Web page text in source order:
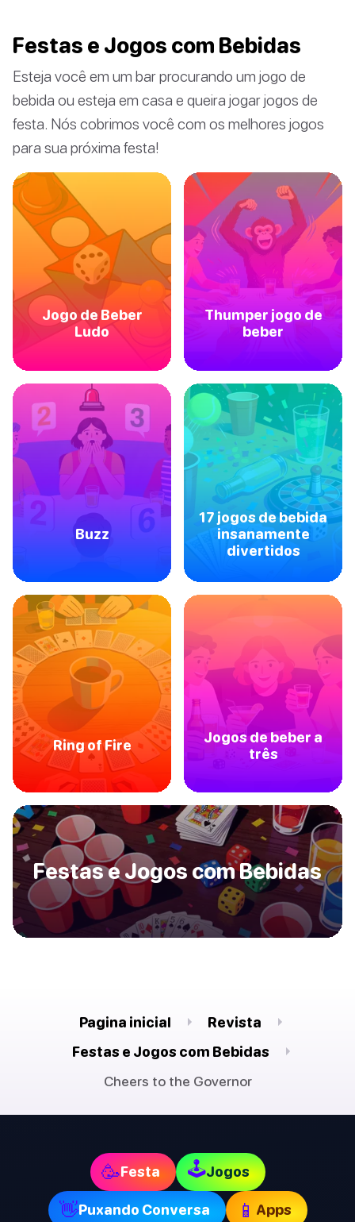
Festas e Jogos com Bebidas
Esteja você em um bar procurando um jogo de
bebida ou esteja em casa e queira jogar jogos de
festa. Nós cobrimos você com os melhores jogos
para sua próxima festa!
Jogo de Beber
Ludo
Thumper jogo de
beber
Buzz
17 jogos de bebida
insanamente
divertidos
Ring of Fire
Jogos de beber a
três
Festas e Jogos com Bebidas
Pagina inicial
Revista
Festas e Jogos com Bebidas
Cheers to the Governor
🥳Festa 🕹Jogos
👋Puxando Conversa 📱 Apps